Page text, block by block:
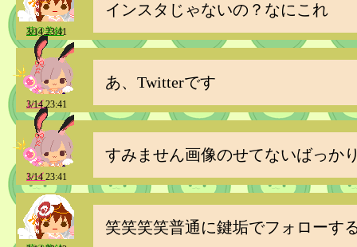
インスタじゃないの？なにこれ
葵@美鈴
3/14 23:41
あ、Twitterです
レイ
3/14 23:41
すみません画像のせてないばっか
レイ
3/14 23:41
笑笑笑笑普通に鍵垢でフォローす